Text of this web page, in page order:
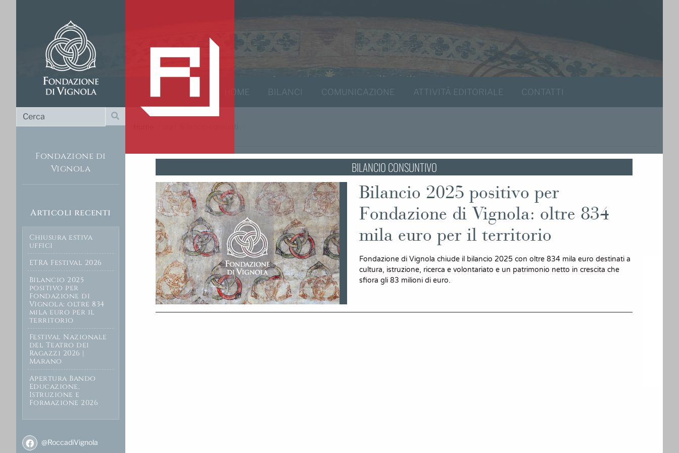
HOME BILANCI COMUNICAZIONE ATTIVITÀ EDITORIALE CONTATTI
Cerca
Fondazione di
Vignola
Articoli recenti
Chiusura estiva
uffici
ETRA Festival 2026
Bilancio 2025
positivo per
Fondazione di
Vignola: oltre 834
mila euro per il
territorio
Festival Nazionale
del Teatro dei
Ragazzi 2026 |
Marano
Apertura Bando
Educazione,
Istruzione e
Formazione 2026
@RoccadiVignola
BILANCIO CONSUNTIVO
Bilancio 2025 positivo per
Fondazione di Vignola: oltre 834
mila euro per il territorio
Fondazione di Vignola chiude il bilancio 2025 con oltre 834 mila euro destinati a
cultura, istruzione, ricerca e volontariato e un patrimonio netto in crescita che
sfiora gli 83 milioni di euro.